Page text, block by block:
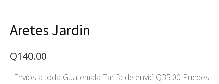
Aretes Jardin
Q140.00
Envíos a toda Guatemala Tarifa de envió Q35.00 Puedes